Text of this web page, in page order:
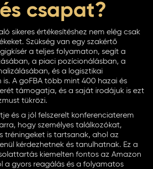
csapat?
sikeres értékesítéshez nem elég csak
Szükség van egy szakértő
a teljes folyamaton, segít a
a piaci pozícionálásban, a
és a logisztikai
A goFBA több mint 400 hazai és
támogatja, és a saját irodájuk is ezt
tükrözi.
és a jól felszerelt konferenciaterem
hogy személyes találkozókat,
tréningeket is tartsanak, ahol az
kérdezhetnek és tanulhatnak. Ez a
kiemelten fontos az Amazon
a gyors reagálás és a folyamatos